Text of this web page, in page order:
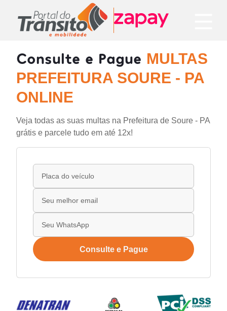
Consulte e Pague MULTAS
PREFEITURA SOURE - PA
ONLINE
Veja todas as suas multas na Prefeitura de Soure - PA
grátis e parcele tudo em até 12x!
Consulte e Pague